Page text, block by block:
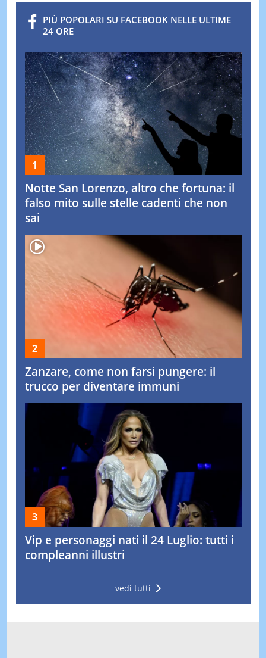
PIÙ POPOLARI SU FACEBOOK NELLE ULTIME
24 ORE
Notte San Lorenzo, altro che fortuna: il
falso mito sulle stelle cadenti che non
sai
Zanzare, come non farsi pungere: il
trucco per diventare immuni
Vip e personaggi nati il 24 Luglio: tutti i
compleanni illustri
vedi tutti